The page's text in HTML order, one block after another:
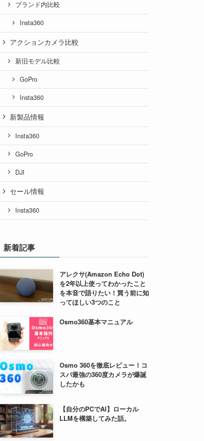
ブランド内比較
Insta360
アクションカメラ比較
新旧モデル比較
GoPro
Insta360
新製品情報
Insta360
GoPro
DJI
セール情報
Insta360
新着記事
アレクサ(Amazon Echo Dot)
を2年以上使ってわかったこと
を本音で語りたい！買う前に知
ってほしい3つのこと
Osmo360基本マニュアル
Osmo 360を徹底レビュー！コ
スパ最強の360度カメラが爆誕
したかも
【自分のPCでAI】ローカル
LLMを構築してみた話。